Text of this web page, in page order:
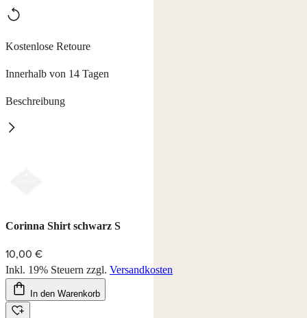
Kostenlose Retoure
Innerhalb von 14 Tagen
Beschreibung
Corinna Shirt schwarz S
10,00 €
Inkl. 19% Steuern zzgl. Versandkosten
In den Warenkorb